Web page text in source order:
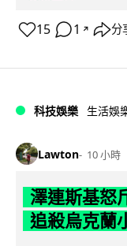
15 1 ↗ 分
科技娛樂 生活娛
Lawton 10 小時
澤連斯基怒
追殺烏克蘭